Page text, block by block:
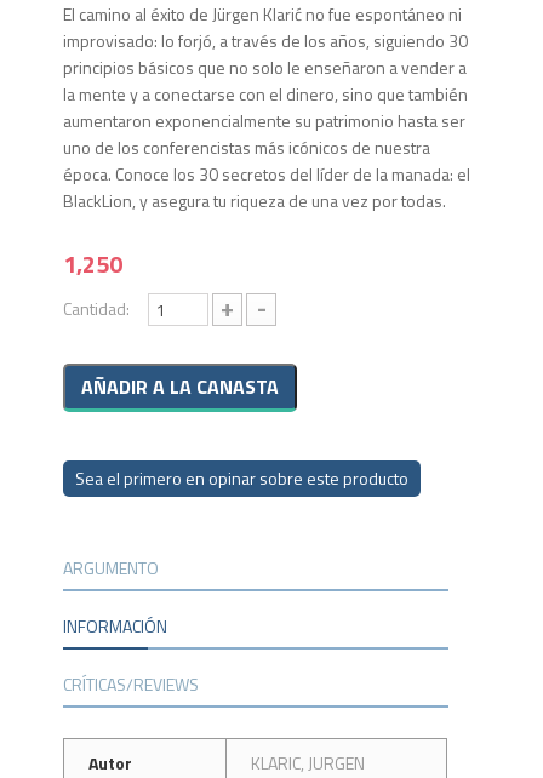
El camino al éxito de Jürgen Klarić no fue espontáneo ni
improvisado: lo forjó, a través de los años, siguiendo 30
principios básicos que no solo le enseñaron a vender a
la mente y a conectarse con el dinero, sino que también
aumentaron exponencialmente su patrimonio hasta ser
uno de los conferencistas más icónicos de nuestra
época. Conoce los 30 secretos del líder de la manada: el
BlackLion, y asegura tu riqueza de una vez por todas.
1,250
Cantidad: + -
Sea el primero en opinar sobre este producto
ARGUMENTO
INFORMACIÓN
CRÍTICAS/REVIEWS
Autor
KLARIC, JURGEN